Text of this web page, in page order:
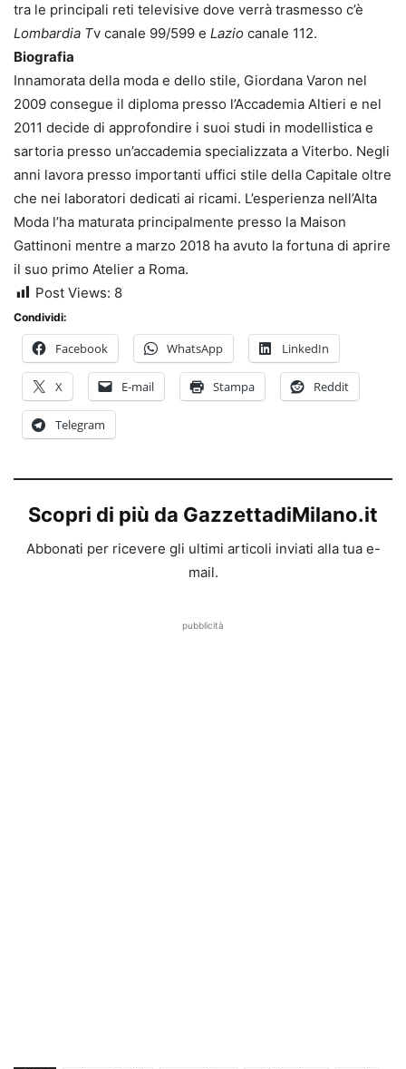
tra le principali reti televisive dove verrà trasmesso c’è
Lombardia Tv canale 99/599 e Lazio canale 112.
Biografia
Innamorata della moda e dello stile, Giordana Varon nel
2009 consegue il diploma presso l’Accademia Altieri e nel
2011 decide di approfondire i suoi studi in modellistica e
sartoria presso un’accademia specializzata a Viterbo. Negli
anni lavora presso importanti uffici stile della Capitale oltre
che nei laboratori dedicati ai ricami. L’esperienza nell’Alta
Moda l’ha maturata principalmente presso la Maison
Gattinoni mentre a marzo 2018 ha avuto la fortuna di aprire
il suo primo Atelier a Roma.
Post Views: 8
Condividi:
Facebook WhatsApp LinkedIn
X E-mail Stampa Reddit
Telegram
Scopri di più da GazzettadiMilano.it
Abbonati per ricevere gli ultimi articoli inviati alla tua e-
mail.
pubblicità